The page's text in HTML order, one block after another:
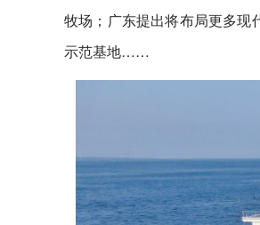
牧场；广东提出将布局更多现
示范基地……